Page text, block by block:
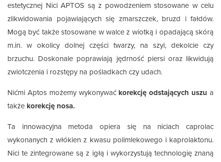
estetycznej Nici APTOS są z powodzeniem stosowane w celu
zlikwidowania pojawiających się zmarszczek, bruzd i fałdów.
Mogą być także stosowane w walce z wiotką i opadającą skórą
m.in. w okolicy dolnej części twarzy, na szyi, dekolcie czy
brzuchu. Doskonale poprawiają jędrność piersi oraz likwidują
zwiotczenia i rozstępy na pośladkach czy udach.
Nićmi Aptos możemy wykonywać korekcję odstających uszu a
także korekcję nosa.
Ta innowacyjna metoda opiera się na niciach caprolac
wykonanych z włókien z kwasu polimlekowego i kaprolaktonu.
Nici te zintegrowane są z igłą i wykorzystują technologię znaną